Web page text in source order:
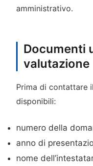
amministrativo.
Documenti
valutazione
Prima di contattare
disponibili:
numero della
anno di
nome